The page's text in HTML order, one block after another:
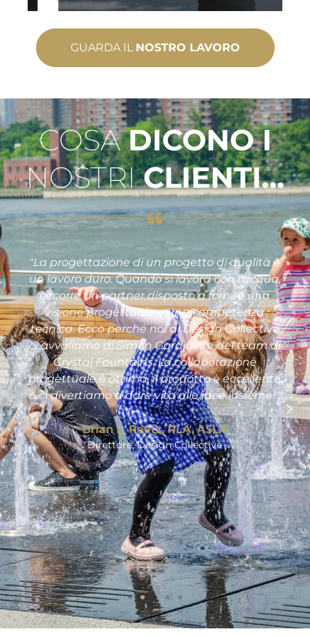
GUARDA IL NOSTRO LAVORO
COSADICONO I
NOSTRICLIENTI...
"La progettazione di un progetto di qualità è
un lavoro duro. Quando si lavora con l'acqua,
occorre un partner disposto a fornire una
visione progettuale e una competenza
tecnica. Ecco perché noi di Design Collective
ci avvaliamo di Simon Gardiner e del team di
Crystal Fountains. La collaborazione
progettuale è ottima, il prodotto è eccellente
e ci divertiamo a dare vita alle idee insieme!".
Brian L. Reetz, RLA, ASLA
Direttore, Design Collective